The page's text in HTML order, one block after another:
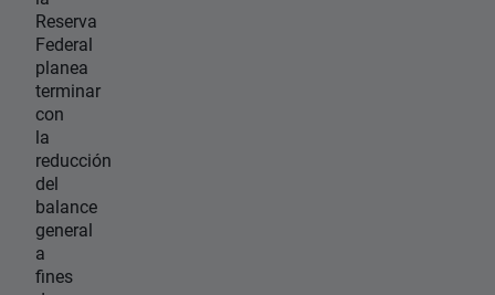
Reserva
Federal
planea
terminar
con
la
reducción
del
balance
general
a
fines